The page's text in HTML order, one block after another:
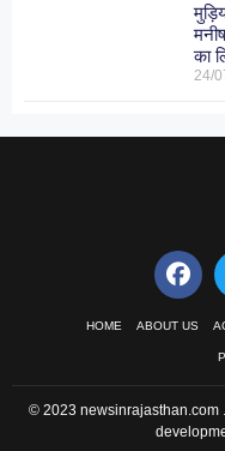
का
24/
HOME ABOUT US
© 2023 newsinrajasthan.com